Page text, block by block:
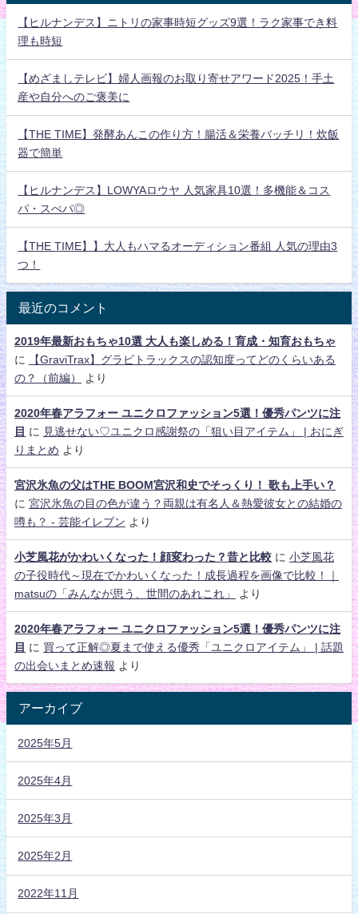
【ヒルナンデス】ニトリの家事時短グッズ9選！ラク家事でき料
理も時短
【めざましテレビ】婦人画報のお取り寄せアワード2025！手土
産や自分へのご褒美に
【THE TIME】発酵あんこの作り方！腸活＆栄養バッチリ！炊飯
器で簡単
【ヒルナンデス】LOWYAロウヤ 人気家具10選！多機能＆コス
パ・スぺパ◎
【THE TIME】】大人もハマるオーディション番組 人気の理由3
つ！
最近のコメント
2019年最新おもちゃ10選 大人も楽しめる！育成・知育おもちゃ
に
【GraviTrax】グラビトラックスの認知度ってどのくらいある
の？（前編）
より
2020年春アラフォー ユニクロファッション5選！優秀パンツに注
目 に
見逃せない♡ユニクロ感謝祭の「狙い目アイテム」 | おにぎ
りまとめ より
宮沢氷魚の父はTHE BOOM宮沢和史でそっくり！ 歌も上手い？
に 宮沢氷魚の目の色が違う？両親は有名人＆熱愛彼女との結婚の
噂も？ - 芸能イレブン より
小芝風花がかわいくなった！顔変わった？昔と比較 に 小芝風花
の子役時代～現在でかわいくなった！成長過程を画像で比較！｜
matsuの「みんなが思う、世間のあれこれ」
より
2020年春アラフォー ユニクロファッション5選！優秀パンツに注
目 に 買って正解◎夏まで使える優秀「ユニクロアイテム」 | 話題
の出会いまとめ速報 より
アーカイブ
2025年5月
2025年4月
2025年3月
2025年2月
2022年11月